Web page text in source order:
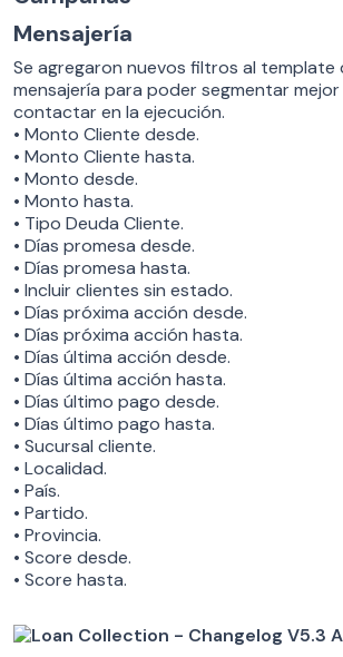
Mensajería
Se agregaron nuevos filtros al template
mensajería para poder segmentar mejor
contactar en la ejecución.
• Monto Cliente desde.
• Monto Cliente hasta.
• Monto desde.
• Monto hasta.
• Tipo Deuda Cliente.
• Días promesa desde.
• Días promesa hasta.
• Incluir clientes sin estado.
• Días próxima acción desde.
• Días próxima acción hasta.
• Días última acción desde.
• Días última acción hasta.
• Días último pago desde.
• Días último pago hasta.
• Sucursal cliente.
• Localidad.
• País.
• Partido.
• Provincia.
• Score desde.
• Score hasta.